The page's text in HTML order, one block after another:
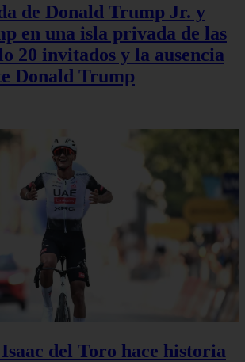
de Donald Trump Jr. y
en una isla privada de las
20 invitados y la ausencia
Donald Trump
del Toro hace historia